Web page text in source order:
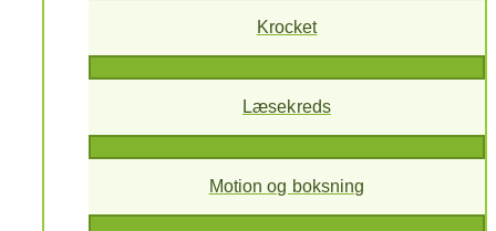
Krocket
Læsekreds
Motion og boksning